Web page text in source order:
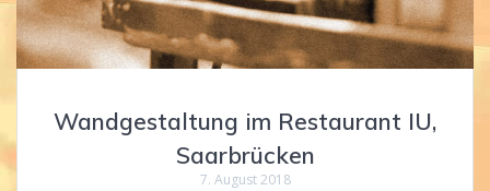
Wandgestaltung im Restaurant IU,
Saarbrücken
7. August 2018